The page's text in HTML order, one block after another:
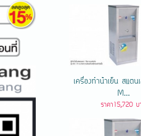
เครื่องทําน้ําเย็น สแต
M...
ราคา15,720 บ